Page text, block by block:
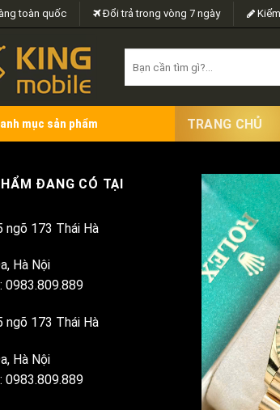
toàn quốc Đổi trả trong vòng 7 ngày
for:
mục sản phẩm TRANG CHỦ
ĐANG CÓ TẠI
ngõ 173 Thái Hà
Hà Nội
0983.809.889
ngõ 173 Thái Hà
Hà Nội
0983.809.889